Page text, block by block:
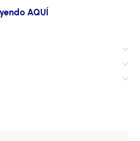
AQUÍ